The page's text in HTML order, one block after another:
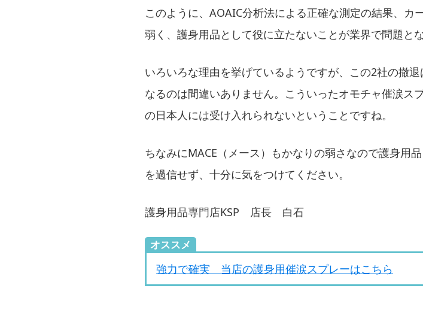
このように、AOAIC分析法による正確な測定の結果、カ
弱く、護身用品として役に立たないことが業界で問題と
いろいろな理由を挙げているようですが、この2社の撤
なるのは間違いありません。こういったオモチャ催涙ス
の日本人には受け入れられないということですね。
ちなみにMACE（メース）もかなりの弱さなので護身用
を過信せず、十分に気をつけてください。
護身用品専門店KSP 店長 白石
オススメ
強力で確実 当店の護身用催涙スプレーはこちら